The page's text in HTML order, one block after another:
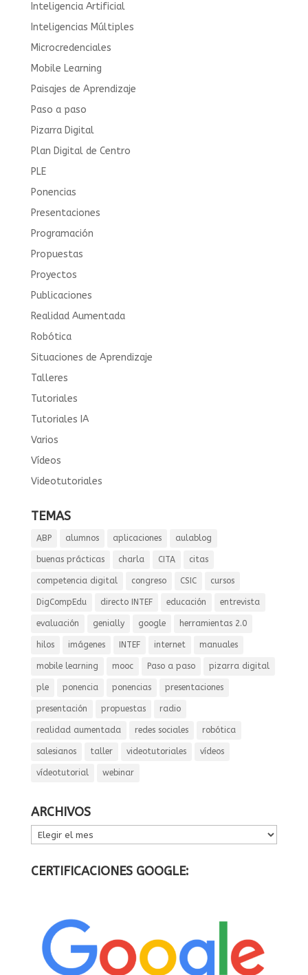
Inteligencia Artificial
Inteligencias Múltiples
Microcredenciales
Mobile Learning
Paisajes de Aprendizaje
Paso a paso
Pizarra Digital
Plan Digital de Centro
PLE
Ponencias
Presentaciones
Programación
Propuestas
Proyectos
Publicaciones
Realidad Aumentada
Robótica
Situaciones de Aprendizaje
Talleres
Tutoriales
Tutoriales IA
Varios
Vídeos
Videotutoriales
TEMAS
ABP alumnos aplicaciones aulablog
buenas prácticas charla CITA citas
competencia digital congreso CSIC cursos
DigCompEdu directo INTEF educación entrevista
evaluación genially google herramientas 2.0
hilos imágenes INTEF internet manuales
mobile learning mooc Paso a paso pizarra digital
ple ponencia ponencias presentaciones
presentación propuestas radio
realidad aumentada redes sociales robótica
salesianos taller videotutoriales vídeos
vídeotutorial webinar
ARCHIVOS
ARCHIVOS
CERTIFICACIONES GOOGLE: